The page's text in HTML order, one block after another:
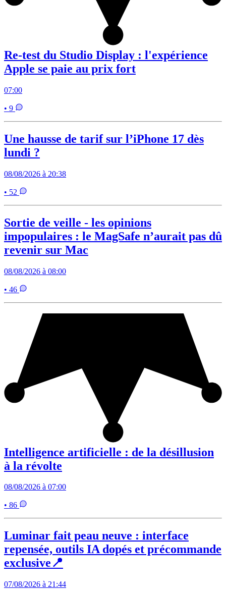
Re-test du Studio Display : l'expérience
Apple se paie au prix fort
07:00
• 9
Une hausse de tarif sur l’iPhone 17 dès
lundi ?
08/08/2026 à 20:38
• 52
Sortie de veille - les opinions
impopulaires : le MagSafe n’aurait pas dû
revenir sur Mac
08/08/2026 à 08:00
• 46
Intelligence artificielle : de la désillusion
à la révolte
08/08/2026 à 07:00
• 86
Luminar fait peau neuve : interface
repensée, outils IA dopés et précommande
exclusive📍
07/08/2026 à 21:44